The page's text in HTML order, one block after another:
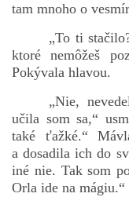
tam mnoho o
„To ti
ktoré nemôžeš
Pokývala hlavou.
„Nie,
učila som sa,“
také ťažké.“
a dosadila ich do
iné nie. Tak som
Orla ide na mágiu.“